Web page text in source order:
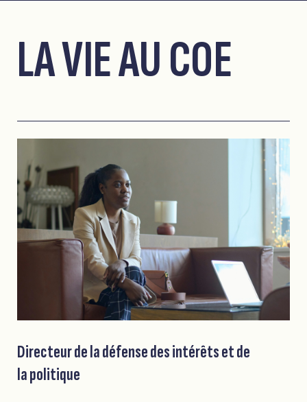
LA VIE AU COE
Directeur de la défense des intérêts et de
la politique